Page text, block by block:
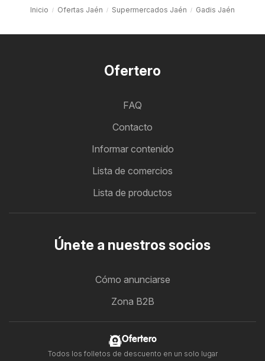
Inicio Ofertas Jaén Supermercados Jaén Gadis Jaén
Ofertero
FAQ
Contacto
Informar contenido
Lista de comercios
Lista de productos
Únete a nuestros socios
Cómo anunciarse
Zona B2B
Ofertero
Todos los folletos de descuento en un solo lugar